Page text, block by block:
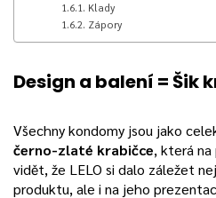
Klady
Zápory
Design a balení = Šik
Všechny kondomy jsou jako
černo-zlaté krabičce, která
vidět, že LELO si dalo záležet
produktu, ale i na jeho